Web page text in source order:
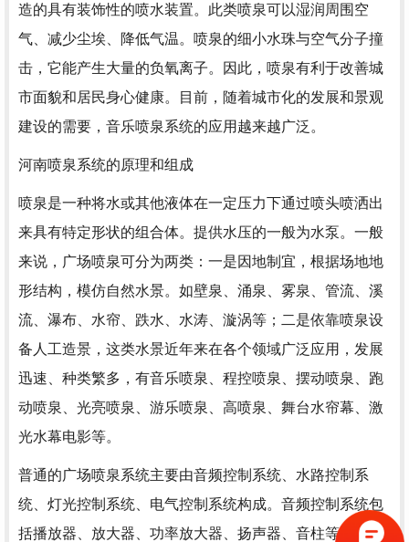
造的具有装饰性的喷水装置。此类喷泉可以湿润周围空
气、减少尘埃、降低气温。喷泉的细小水珠与空气分子撞
击，它能产生大量的负氧离子。因此，喷泉有利于改善城
市面貌和居民身心健康。目前，随着城市化的发展和景观
建设的需要，音乐喷泉系统的应用越来越广泛。
河南喷泉系统的原理和组成
喷泉是一种将水或其他液体在一定压力下通过喷头喷洒出
来具有特定形状的组合体。提供水压的一般为水泵。一般
来说，广场喷泉可分为两类：一是因地制宜，根据场地地
形结构，模仿自然水景。如壁泉、涌泉、雾泉、管流、溪
流、瀑布、水帘、跌水、水涛、漩涡等；二是依靠喷泉设
备人工造景，这类水景近年来在各个领域广泛应用，发展
迅速、种类繁多，有音乐喷泉、程控喷泉、摆动喷泉、跑
动喷泉、光亮喷泉、游乐喷泉、高喷泉、舞台水帘幕、激
光水幕电影等。
普通的广场喷泉系统主要由音频控制系统、水路控制系
统、灯光控制系统、电气控制系统构成。音频控制系统包
括播放器、放大器、功率放大器、扬声器、音柱等；水路